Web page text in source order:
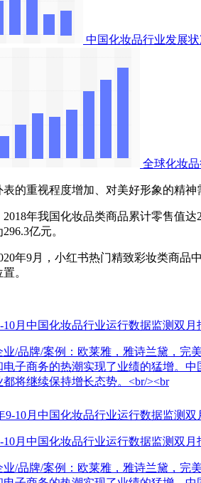
中国化妆品行业发展
全球化妆
重视程度增加、对美好形象的精神
年我国化妆品类商品累计零售值达
亿元。
9月，小红书热门精致彩妆类商品中
。
10月中国化妆品行业运行数据监测双月
/品牌/案例：欧莱雅，雅诗兰黛，完
电子商务的热潮实现了业绩的猛增。
将继续保持增长态势。<br/><br
10月中国化妆品行业运行数据监测双月
/品牌/案例：欧莱雅，雅诗兰黛，完